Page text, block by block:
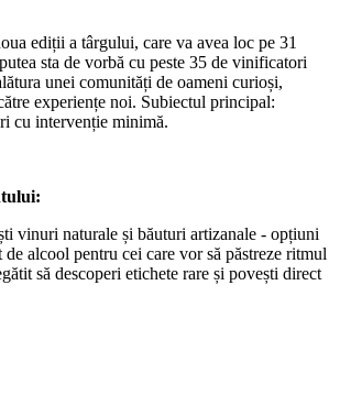
ediții a târgului, care va avea loc pe 31
sta de vorbă cu peste 35 de vinificatori
unei comunități de oameni curioși,
experiențe noi. Subiectul principal:
cu intervenție minimă.
vinuri naturale și băuturi artizanale - opțiuni
alcool pentru cei care vor să păstreze ritmul
să descoperi etichete rare și povești direct